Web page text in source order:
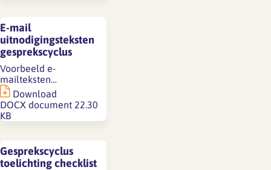
E-mail
uitnodigingsteksten
gesprekscyclus
Voorbeeld e-
mailteksten…
Download
DOCX document 22.30
KB
Gesprekscyclus
toelichting checklist